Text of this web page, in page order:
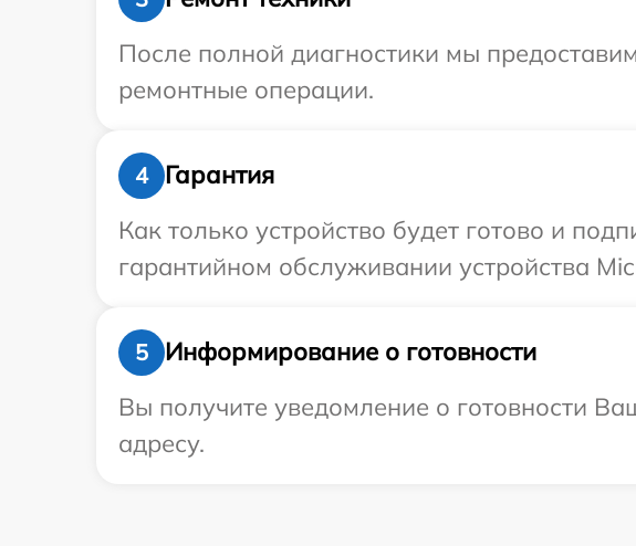
После полной диагностики мы
ремонтные операции.
4
Гарантия
Как только устройство будет готово и
гарантийном обслуживании устройства
5
Информирование о готовности
Вы получите уведомление о готовности
адресу.